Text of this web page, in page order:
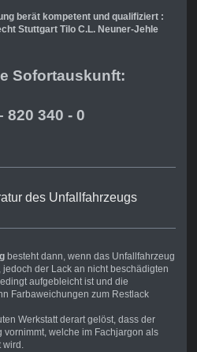
berät kompetent und qualifiziert :
Stuttgart Tilo C.L. Neuner-Jehle
Sofortauskunft:
820 340 - 0
des Unfallfahrzeugs
besteht dann, wenn das Unfallfahrzeug
der Lack an nicht beschädigten
aufgebleicht ist und die
Farbaweichungen zum Restlack
Werkstatt derart gelöst, dass der
welche im Fachjargon als
wird.